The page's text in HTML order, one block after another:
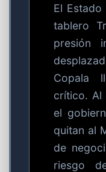
El
tablero
presión
Copala
crítico. Al
el
quitan al
de
riesgo